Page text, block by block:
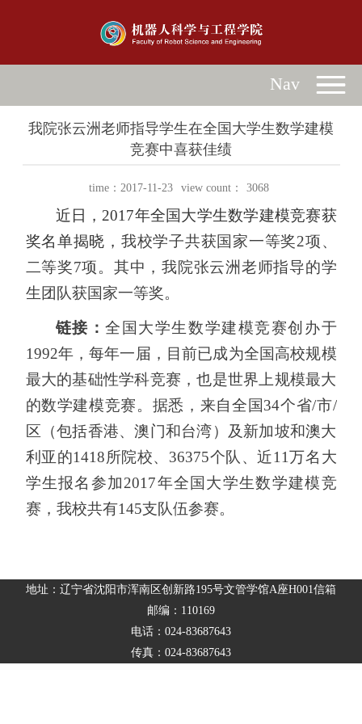
Nav
我院张云洲老师指导学生在全国大学生数学建模
竞赛中喜获佳绩
time：2017-11-23 view count： 3068
近日， 2017年全国大学生数学建模竞赛获
奖名单揭晓， 我校学子共获国家一等奖2项、
二等奖7项。其中，我院张云洲老师指导的学
生团队获国家一等奖。
链接：全国大学生数学建模竞赛创办于
1992年，每年一届，目前已成为全国高校规模
最大的基础性学科竞赛，也是世界上规模最大
的数学建模竞赛。据悉，来自全国34个省/市/
区（包括香港、澳门和台湾）及新加坡和澳大
利亚的1418所院校、 36375个队、近11万名大
学生报名参加2017年全国大学生数学建模竞
赛，我校共有145支队伍参赛。
地址：辽宁省沈阳市浑南区创新路195号文管学馆A座H001信箱
邮编：110169
电话：024-83687643
传真：024-83687643